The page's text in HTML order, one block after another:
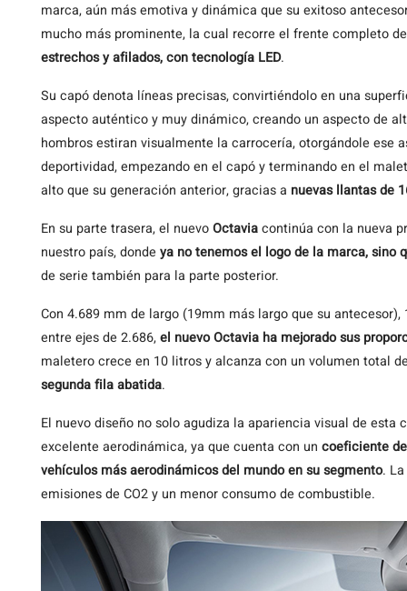
marca, aún más emotiva y dinámica que su exitoso
mucho más prominente, la cual recorre el frente completo
estrechos y afilados, con tecnología LED.
Su capó denota líneas precisas, convirtiéndolo en una
aspecto auténtico y muy dinámico, creando un aspecto de
hombros estiran visualmente la carrocería, otorgándole ese
deportividad, empezando en el capó y terminando en el
alto que su generación anterior, gracias a nuevas llantas de
En su parte trasera, el nuevoOctaviacontinúa con la nueva
nuestro país, donde ya no tenemos el logo de la marca, sino
de serie también para la parte posterior.
Con 4.689 mm de largo (19mm más largo que su
entre ejes de 2.686,el nuevo Octavia ha mejorado sus
maletero crece en 10 litros y alcanza con un volumen total
segunda fila abatida.
El nuevo diseño no solo agudiza la apariencia visual de
excelente aerodinámica, ya que cuenta con un coeficiente
vehículos más aerodinámicos del mundo en su segmento.
emisiones de CO2 y un menor consumo de combustible.